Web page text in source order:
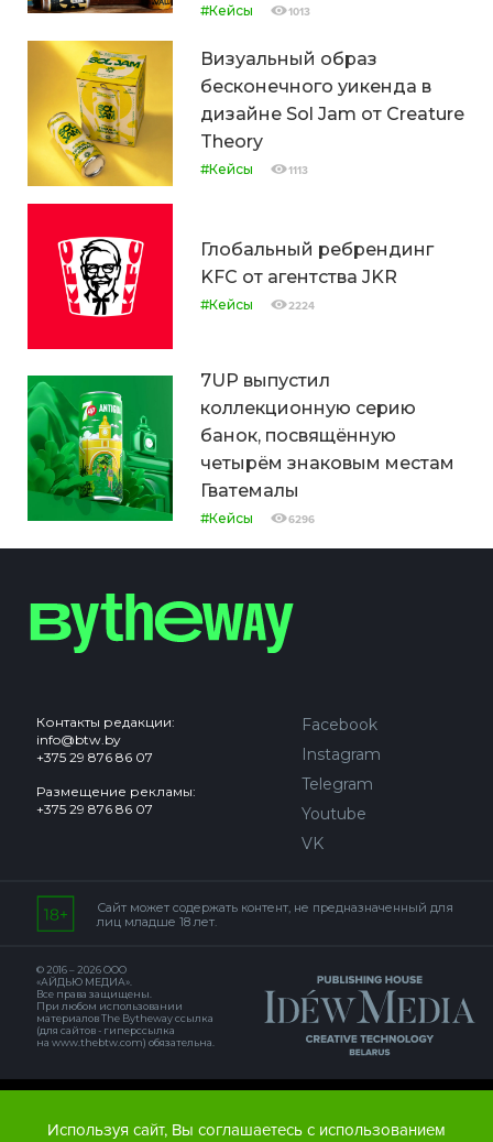
#Кейсы 1013
Визуальный образ
бесконечного уикенда в
дизайне Sol Jam от Creature
Theory
#Кейсы 1113
Глобальный ребрендинг
KFC от агентства JKR
#Кейсы 2224
7UP выпустил
коллекционную серию
банок, посвящённую
четырём знаковым местам
Гватемалы
#Кейсы 6296
Контакты редакции:
info@btw.by
+375 29 876 86 07
Размещение рекламы:
+375 29 876 86 07
Facebook
Instagram
Telegram
Youtube
VK
Сайт может содержать контент, не предназначенный для
лиц младше 18 лет.
© 2016 – 2026 ООО
«АЙДЬЮ МЕДИА».
Все права защищены.
При любом использовании
материалов The Bytheway ссылка
(для сайтов - гиперссылка
на www.thebtw.com) обязательна.
Используя сайт, Вы соглашаетесь с использованием